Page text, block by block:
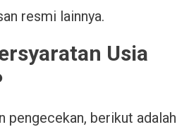
resmi lainnya.
Usia
pengecekan, berikut adalah